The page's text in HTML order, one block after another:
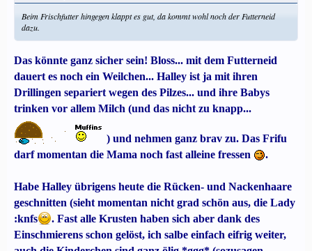
Beim Frischfutter hingegen klappt es gut, da kommt wohl noch der Futterneid
dazu.
Das könnte ganz sicher sein! Bloss... mit dem Futterneid
dauert es noch ein Weilchen... Halley ist ja mit ihren
Drillingen separiert wegen des Pilzes... und ihre Babys
trinken vor allem Milch (und das nicht zu knapp...
) und nehmen ganz brav zu. Das Frifu
darf momentan die Mama noch fast alleine fressen
.
Habe Halley übrigens heute die Rücken- und Nackenhaare
geschnitten (sieht momentan nicht grad schön aus, die Lady
:knfs
. Fast alle Krusten haben sich aber dank des
Einschmierens schon gelöst, ich salbe einfach eifrig weiter,